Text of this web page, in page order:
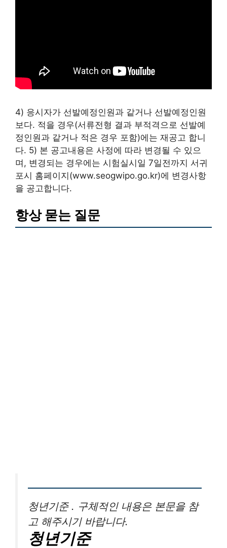
4) 응시자가 선발예정인원과 같거나 선발예정인원
보다. 적을 경우(서류전형 결과 부적격으로 선발예
정인원과 같거나 적은 경우 포함)에는 재공고 합니
다. 5) 본 공고내용은 사정에 따라 변경될 수 있으
며, 변경되는 경우에는 시험실시일 7일전까지 서귀
포시 홈페이지(www.seogwipo.go.kr)에 변경사항
을 공고합니다.
항상 묻는 질문
청년기준 . 구체적인 내용은 본문을 참
고 해주시기 바랍니다.
청년기준